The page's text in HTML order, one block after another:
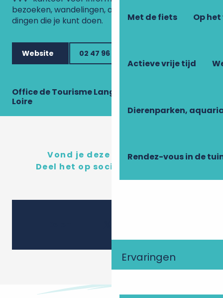
Met de fiets Op
Actieve vrije tijd
Dierenparken,
Rendez-vous in de
Ervaringen
bezoeken, wandelingen, accommodatie en andere
dingen die je kunt doen.
Website 02 47 96 58 22
Office de Tourisme Langeais-Bourgueil-Val de
Loire
Vond je deze inhoud leuk?
Deel het op sociale netwerken!